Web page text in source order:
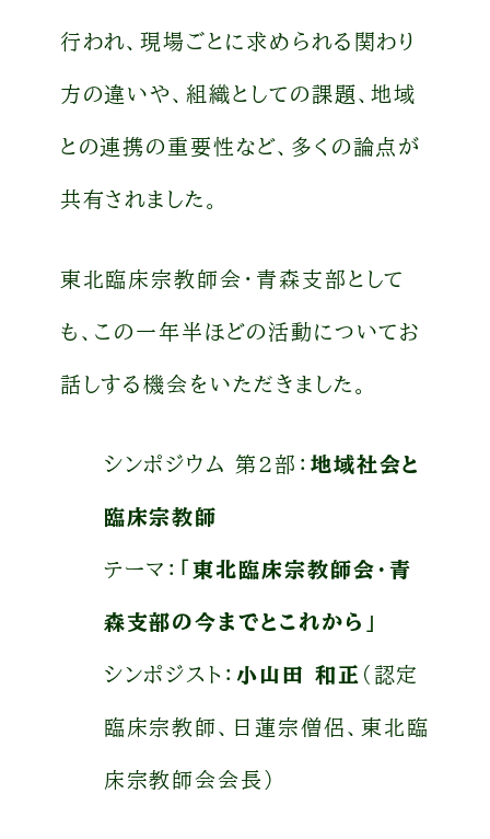
行われ、現場ごとに求められる関わり
方の違いや、組織としての課題、地域
との連携の重要性など、多くの論点が
共有されました。
東北臨床宗教師会・青森支部として
も、この一年半ほどの活動についてお
話しする機会をいただきました。
シンポジウム 第2部： 地域社会と
臨床宗教師
テーマ： 「東北臨床宗教師会・青
森支部の今までとこれから」
シンポジスト： 小山田 和正 （認定
臨床宗教師、日蓮宗僧侶、東北臨
床宗教師会会長）